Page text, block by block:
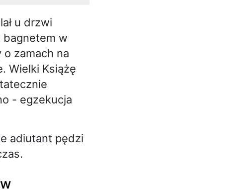
u drzwi
bagnetem w
o zamach na
Wielki Książę
- egzekucja
adiutant pędzi